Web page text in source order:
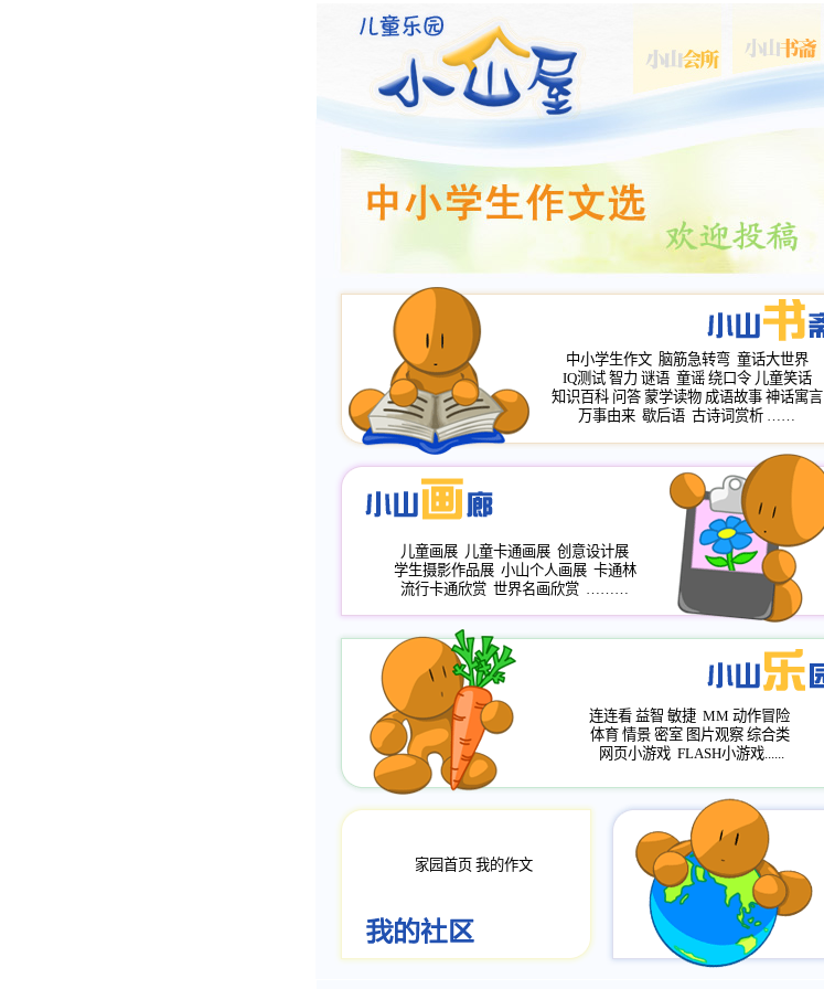
中小学生作文 脑筋急转弯 童话大世界
IQ测试 智力 谜语 童谣 绕口令 儿童笑话
知识百科 问答 蒙学读物 成语故事 神话寓言
万事由来 歇后语 古诗词赏析 ……
儿童画展 儿童卡通画展 创意设计展
学生摄影作品展 小山个人画展 卡通林
流行卡通欣赏 世界名画欣赏 ………
连连看 益智 敏捷 MM 动作冒险
体育 情景 密室 图片观察 综合类
网页小游戏 FLASH小游戏......
家园首页 我的作文